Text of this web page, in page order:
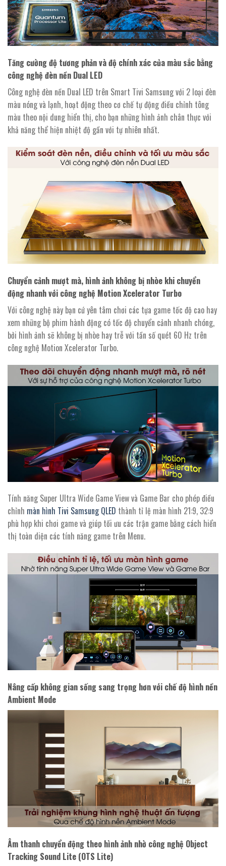
Tăng cường độ tương phản và độ chính xác của màu sắc bằng
công nghệ đèn nền Dual LED
Công nghệ đèn nền Dual LED trên Smart Tivi Samsung với 2 loại đèn
màu nóng và lạnh, hoạt động theo cơ chế tự động điều chỉnh tông
màu theo nội dung hiển thị, cho bạn những hình ảnh chân thực với
khả năng thể hiện nhiệt độ gần với tự nhiên nhất.
Chuyển cảnh mượt mà, hình ảnh không bị nhòe khi chuyển
động nhanh với công nghệ Motion Xcelerator Turbo
Với công nghệ này bạn cứ yên tâm chơi các tựa game tốc độ cao hay
xem những bộ phim hành động có tốc độ chuyển cảnh nhanh chóng,
bởi hình ảnh sẽ không bị nhòe hay trễ với tần số quét 60 Hz trên
công nghệ Motion Xcelerator Turbo.
Tính năng Super Ultra Wide Game View và Game Bar cho phép điều
chỉnh màn hình Tivi Samsung QLED thành tỉ lệ màn hình 21:9, 32:9
phù hợp khi chơi game và giúp tối ưu các trận game bằng cách hiển
thị toàn diện các tính năng game trên Menu.
Nâng cấp không gian sống sang trọng hơn với chế độ hình nền
Ambient Mode
Âm thanh chuyển động theo hình ảnh nhờ công nghệ Object
Tracking Sound Lite (OTS Lite)